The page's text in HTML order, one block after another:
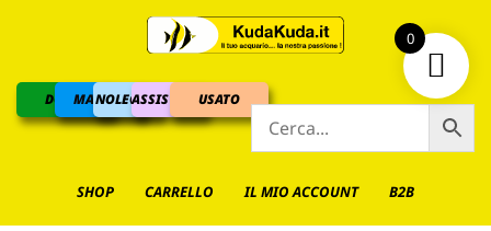
DOLCEMARINO
NOLEGGIOASSISTENZAUSATO
SHOP CARRELLO IL MIO ACCOUNT B2B
0